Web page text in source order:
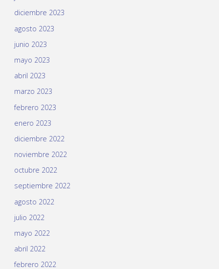
diciembre 2023
agosto 2023
junio 2023
mayo 2023
abril 2023
marzo 2023
febrero 2023
enero 2023
diciembre 2022
noviembre 2022
octubre 2022
septiembre 2022
agosto 2022
julio 2022
mayo 2022
abril 2022
febrero 2022